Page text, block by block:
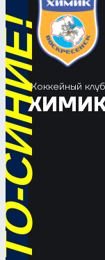
Хоккейный клуб